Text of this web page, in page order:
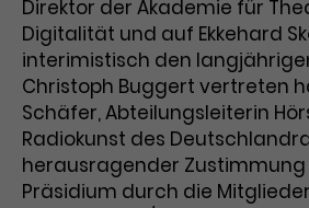
Anbieter TYPO3
Laufzeit 1 Monat
Zweck
Enthält die
Optin-Einstellungen.
Zweck
und die Nutzung
den Analysebericht
verfolgen. Die
Informationen
eine
um Besuche zu
Anbieter Google Ads
Laufzeit 3 Monate
Wird von Google
die Effizienz von
messen und
Direktor der Akademie für
Digitalität und auf Ekkehard
interimistisch den
Christoph Buggert vertreten
Schäfer, Abteilungsleiterin
Radiokunst des
herausragender
Präsidium durch die